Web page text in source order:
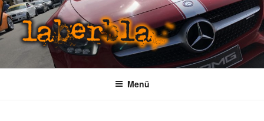
Zum
Inhalt
springen
LABERBLA
laber mal
Menü